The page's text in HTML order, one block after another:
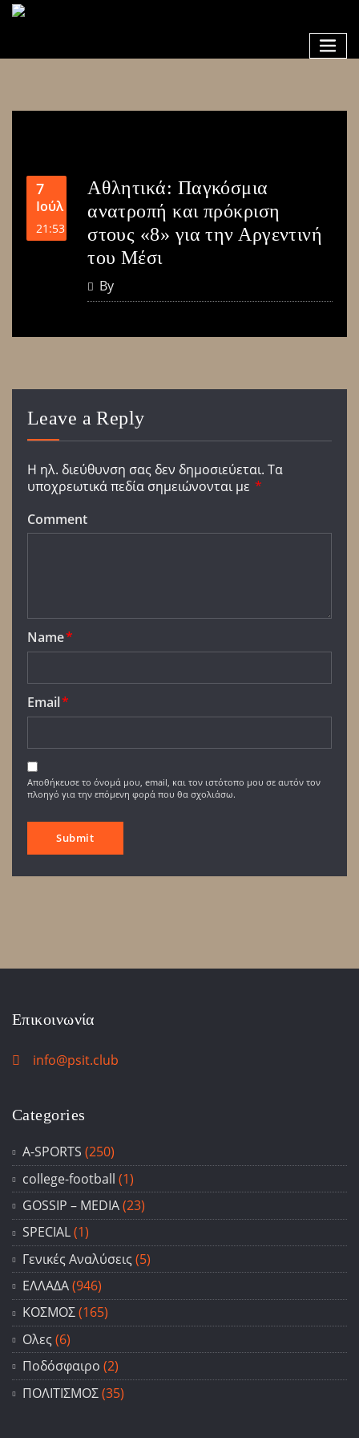
7
Ιούλ
21:53
Αθλητικά: Παγκόσμια
ανατροπή και πρόκριση
στους «8» για την Αργεντινή
του Μέσι
By
Leave a Reply
Η ηλ. διεύθυνση σας δεν δημοσιεύεται. Τα
υποχρεωτικά πεδία σημειώνονται με *
Comment
Name*
Email*
Αποθήκευσε το όνομά μου, email, και τον ιστότοπο μου σε αυτόν τον
πλοηγό για την επόμενη φορά που θα σχολιάσω.
Επικοινωνία
info@psit.club
Categories
A-SPORTS (250)
college-football (1)
GOSSIP – ΜΕDIA(23)
SPECIAL(1)
Γενικές Αναλύσεις (5)
ΕΛΛΑΔΑ(946)
ΚΟΣΜΟΣ(165)
Ολες (6)
Ποδόσφαιρο (2)
ΠΟΛΙΤΙΣΜΟΣ(35)